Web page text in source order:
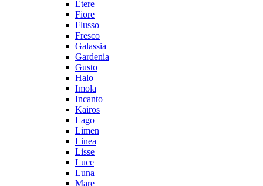
Etere
Fiore
Flusso
Fresco
Galassia
Gardenia
Gusto
Halo
Imola
Incanto
Kairos
Lago
Limen
Linea
Lisse
Luce
Luna
Mare